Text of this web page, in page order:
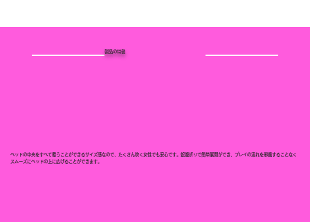
製品の特徴
ベッドの中央をすべて覆うことができるサイズ感なので、たくさん吹く女性でも安心です。蛇腹折りで簡単展開ができ、プレイの流れを邪魔することなく
スムーズにベッドの上に広げることができます。